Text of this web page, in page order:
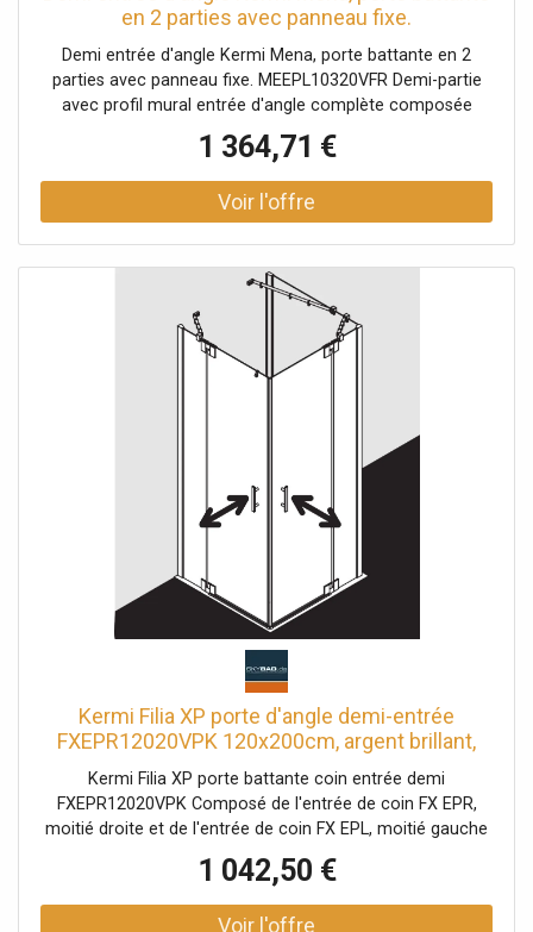
en 2 parties avec panneau fixe.
MEEPL10320VUK 100 x 200 cm, argent brillant,
verre dépoli ESG SR Opaco, à gauche, au niveau
de la douche
Demi entrée d'angle Kermi Mena, porte battante en 2
parties avec panneau fixe. MEEPL10320VFR Demi-partie
avec profil mural entrée d'angle complète composée
d'une entrée d'angle ME EPR demi-partie gauche Des
demi-pièces de différentes largeurs peuvent être
combinées à volonté Entrée d'angle partiellement
encadrée avec deux ailes en verre ouverture vers
mm Porte battante avec verre de sécurité trempé 6 mm
selon EN 12150 en option avec revêtement facile
d'entretien Profilés en aluminium anodisé Garnitures et
poignées en métal Possibilité de réglage dans le profilé
mural 20 mm Ferrures de porte avec mécanisme de
du verre à l'intérieur bandes magnétiques continues et
profilés d'étanchéité bande d'étanchéité horizontale avec
effet hydrofuge Peut être installé sans seuil (libre du sol).
Test d'éclaboussures d'eau selon DIN EN 14428 avec
matériel de fixation et crochets porte-serviettes
1 364,71 €
Kermi Filia XP porte d'angle demi-entrée
FXEPR12020VPK 120x200cm, argent brillant,
verre de sécurité trempé transparent, à droite,
sur receveur de douche
Kermi Filia XP porte battante coin entrée demi
FXEPR12020VPK Composé de l'entrée de coin FX EPR,
moitié droite et de l'entrée de coin FX EPL, moitié gauche
Des demi-parties de différentes largeurs peuvent être
combinées selon les besoins entrée d'angle partiellement
encadrée avec deux ailes en verre ouverture vers
1 042,50 €